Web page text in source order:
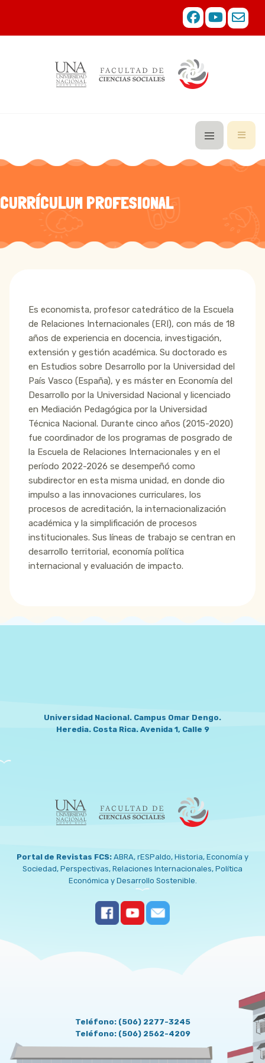
CURRÍCULUM PROFESIONAL
Es economista, profesor catedrático de la Escuela
de Relaciones Internacionales (ERI), con más de 18
años de experiencia en docencia, investigación,
extensión y gestión académica. Su doctorado es
en Estudios sobre Desarrollo por la Universidad del
País Vasco (España), y es máster en Economía del
Desarrollo por la Universidad Nacional y licenciado
en Mediación Pedagógica por la Universidad
Técnica Nacional. Durante cinco años (2015-2020)
fue coordinador de los programas de posgrado de
la Escuela de Relaciones Internacionales y en el
período 2022-2026 se desempeñó como
subdirector en esta misma unidad, en donde dio
impulso a las innovaciones curriculares, los
procesos de acreditación, la internacionalización
académica y la simplificación de procesos
institucionales. Sus líneas de trabajo se centran en
desarrollo territorial, economía política
internacional y evaluación de impacto.
Universidad Nacional. Campus Omar Dengo.
Heredia. Costa Rica. Avenida 1, Calle 9
Portal de Revistas FCS: ABRA, rESPaldo, Historia, Economía y
Sociedad, Perspectivas, Relaciones Internacionales, Política
Económica y Desarrollo Sostenible.
Teléfono: (506) 2277-3245
Teléfono: (506) 2562-4209